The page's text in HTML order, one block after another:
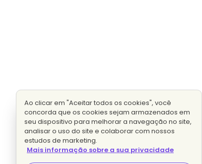
Ao clicar em "Aceitar todos os cookies", você
concorda que os cookies sejam armazenados em
seu dispositivo para melhorar a navegação no site,
analisar o uso do site e colaborar com nossos
estudos de marketing.
Mais informação sobre a sua privacidade